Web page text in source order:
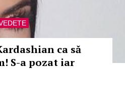
ca să
S-a pozat iar